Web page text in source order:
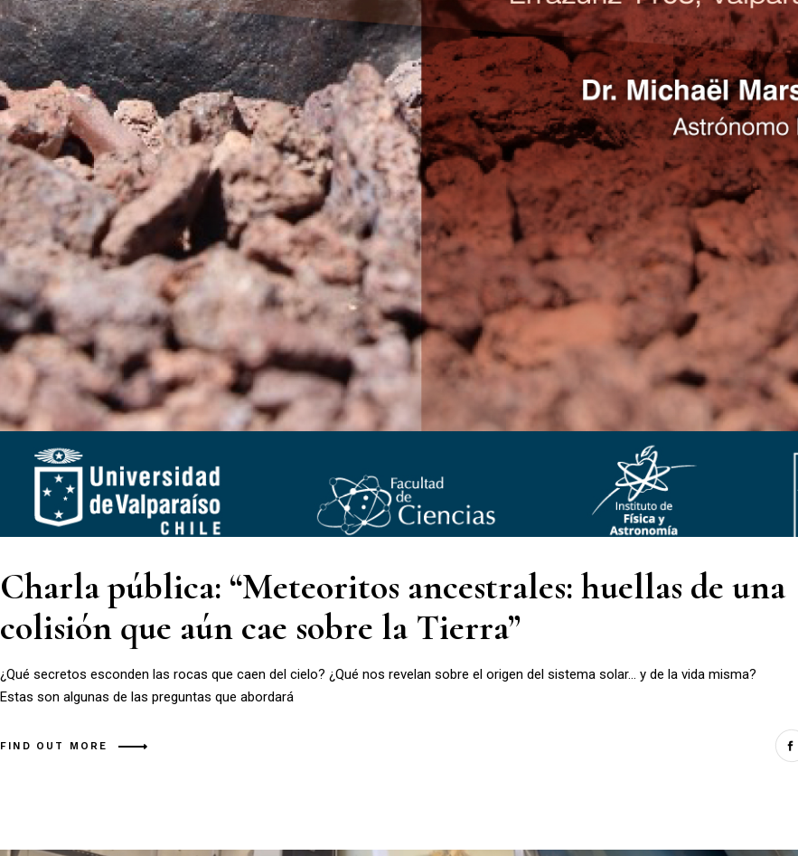
Charla pública: “Meteoritos ancestrales: huellas de una
colisión que aún cae sobre la Tierra”
¿Qué secretos esconden las rocas que caen del cielo? ¿Qué nos revelan sobre el origen del sistema solar… y de la vida misma?
Estas son algunas de las preguntas que abordará
FIND OUT MORE